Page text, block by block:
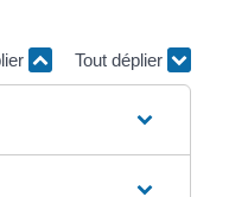
Tout déplier